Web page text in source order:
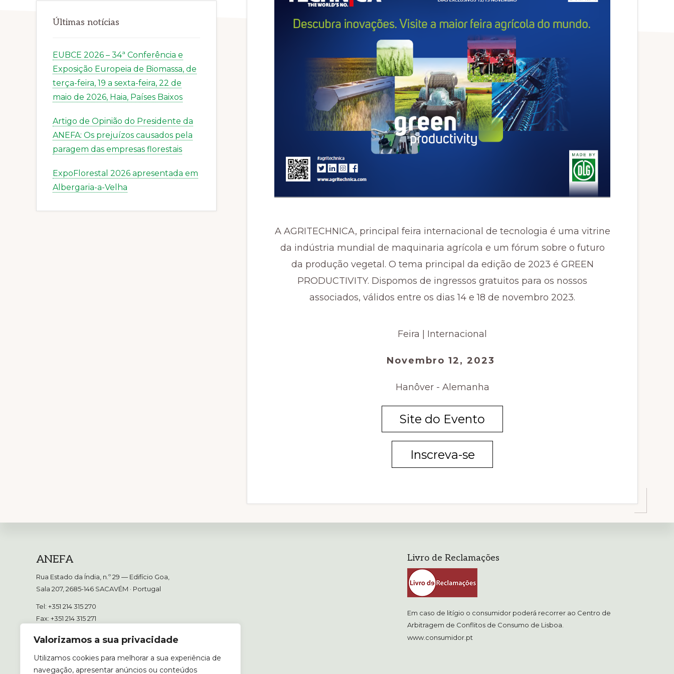
Valorizamos a sua privacidade
Utilizamos cookies para melhorar a sua experiência de
navegação, apresentar anúncios ou conteúdos
A AGRITECHNICA, principal feira internacional de tecnologia é uma vitrine
da indústria mundial de maquinaria agrícola e um fórum sobre o futuro
da produção vegetal. O tema principal da edição de 2023 é GREEN
PRODUCTIVITY. Dispomos de ingressos gratuitos para os nossos
associados, válidos entre os dias 14 e 18 de novembro 2023.
Feira | Internacional
Novembro 12, 2023
Hanôver - Alemanha
Site do Evento
Inscreva-se
Últimas notícias
EUBCE 2026 – 34ª Conferência e
Exposição Europeia de Biomassa, de
terça-feira, 19 a sexta-feira, 22 de
maio de 2026, Haia, Países Baixos
Artigo de Opinião do Presidente da
ANEFA: Os prejuízos causados pela
paragem das empresas florestais
ExpoFlorestal 2026 apresentada em
Albergaria-a-Velha
Footer
ANEFA
Rua Estado da Índia, n.º 29 — Edifício Goa,
Sala 207, 2685-146 SACAVÉM · Portugal
Tel: +351 214 315 270
Fax: +351 214 315 271
Livro de Reclamações
Em caso de litígio o consumidor poderá recorrer ao Centro de
Arbitragem de Conflitos de Consumo de Lisboa.
www.consumidor.pt